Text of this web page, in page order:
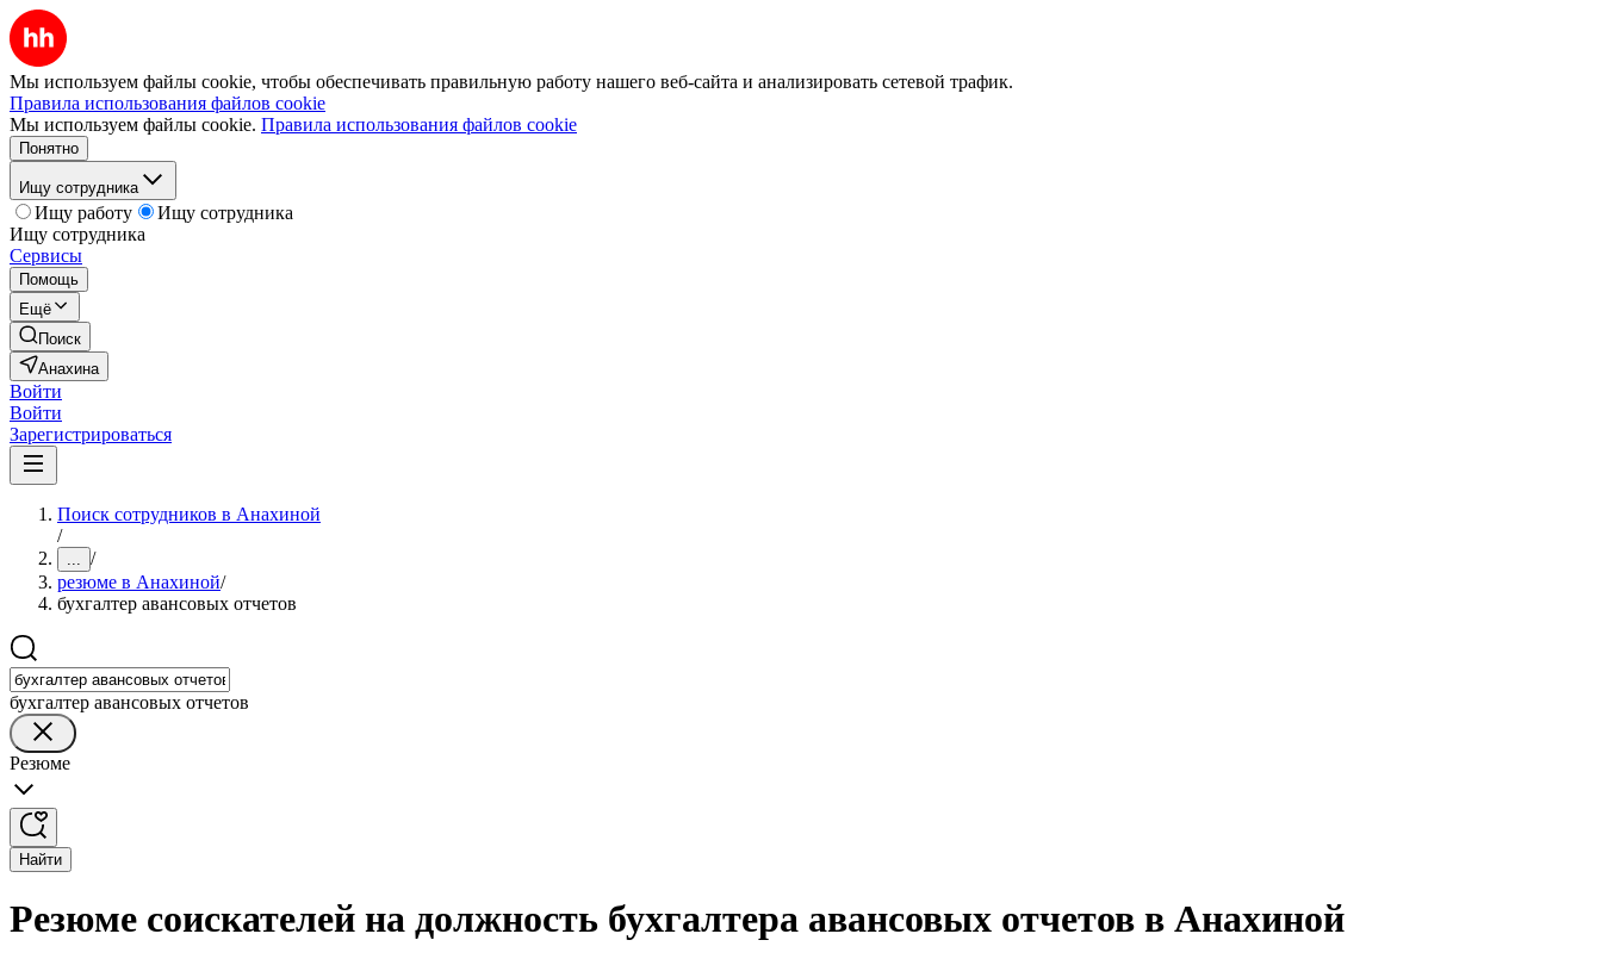
Мы используем файлы cookie, чтобы обеспечивать правильную работу нашего веб-сайта и анализировать сетевой трафик.
Правила использования файлов cookie
Мы используем файлы cookie. Правила использования файлов cookie
Понятно
Ищу сотрудника
Ищу работу
Ищу сотрудника
Ищу сотрудника
Сервисы
Помощь
Ещё
Поиск
Анахина
Войти
Войти
Зарегистрироваться
Поиск сотрудников в Анахиной
/
... /
резюме в Анахиной/
бухгалтер авансовых отчетов
бухгалтер авансовых отчетов
Резюме
Найти
Резюме соискателей на должность бухгалтера авансовых отчетов в Анахиной